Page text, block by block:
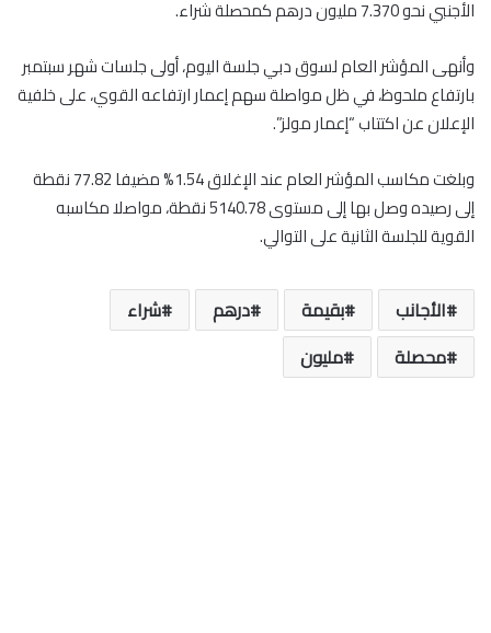
الأجنبي نحو 7.370 مليون درهم كمحصلة شراء.
وأنهى المؤشر العام لسوق دبي جلسة اليوم، أولى جلسات شهر سبتمبر
بارتفاع ملحوظ، في ظل مواصلة سهم إعمار ارتفاعه القوي، على خلفية
الإعلان عن اكتتاب “إعمار مولز”.
وبلغت مكاسب المؤشر العام عند الإغلاق 1.54% مضيفا 77.82 نقطة
إلى رصيده وصل بها إلى مستوى 5140.78 نقطة، مواصلا مكاسبه
القوية للجلسة الثانية على التوالي.
الأجانب بقيمة درهم
شراء
محصلة
مليون